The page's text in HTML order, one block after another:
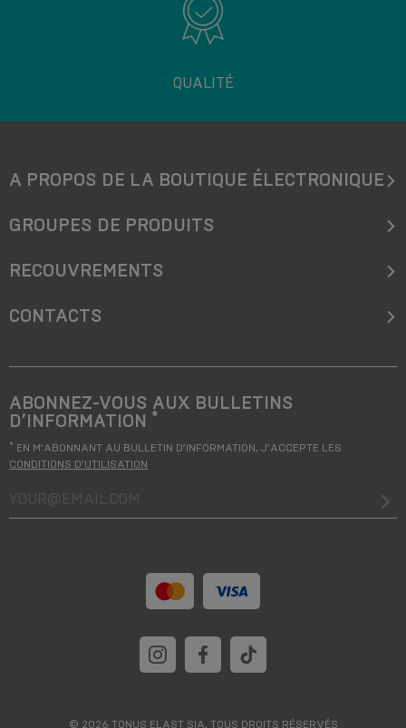
QUALITÉ
A PROPOS DE LA BOUTIQUE ÉLECTRONIQUE
GROUPES DE PRODUITS
RECOUVREMENTS
CONTACTS
ABONNEZ-VOUS AUX BULLETINS
D’INFORMATION *
* EN M’ABONNANT AU BULLETIN D’INFORMATION, J’ACCEPTE LES
CONDITIONS D’UTILISATION
your@email.com
© 2026 TONUS ELAST SIA, TOUS DROITS RÉSERVÉS